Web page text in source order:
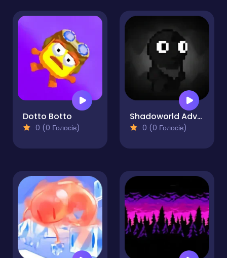
Dotto Botto
0 (0 Голосів)
Shadoworld Adventure
0 (0 Голосів)